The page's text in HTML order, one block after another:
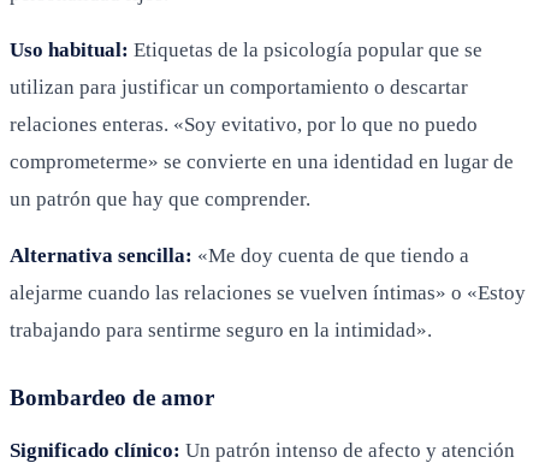
Uso habitual: Etiquetas de la psicología popular que se
utilizan para justificar un comportamiento o descartar
relaciones enteras. «Soy evitativo, por lo que no puedo
comprometerme» se convierte en una identidad en lugar de
un patrón que hay que comprender.
Alternativa sencilla: «Me doy cuenta de que tiendo a
alejarme cuando las relaciones se vuelven íntimas» o «Estoy
trabajando para sentirme seguro en la intimidad».
Bombardeo de amor
Significado clínico: Un patrón intenso de afecto y atención